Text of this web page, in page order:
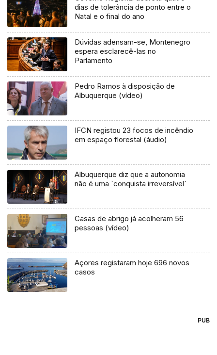
dias de tolerância de ponto entre o
Natal e o final do ano
Dúvidas adensam-se, Montenegro
espera esclarecê-las no
Parlamento
Pedro Ramos à disposição de
Albuquerque (vídeo)
IFCN registou 23 focos de incêndio
em espaço florestal (áudio)
Albuquerque diz que a autonomia
não é uma `conquista irreversível`
Casas de abrigo já acolheram 56
pessoas (vídeo)
Açores registaram hoje 696 novos
casos
PUB